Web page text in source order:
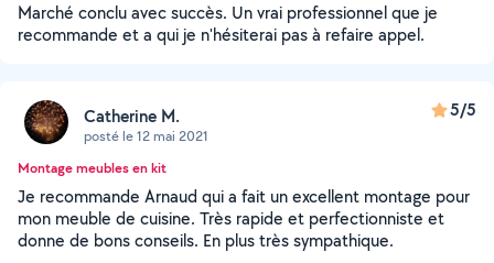
Marché conclu avec succès. Un vrai professionnel que je
recommande et a qui je n'hésiterai pas à refaire appel.
Catherine M.
posté le 12 mai 2021
5/5
Montage meubles en kit
Je recommande Arnaud qui a fait un excellent montage pour
mon meuble de cuisine. Très rapide et perfectionniste et
donne de bons conseils. En plus très sympathique.